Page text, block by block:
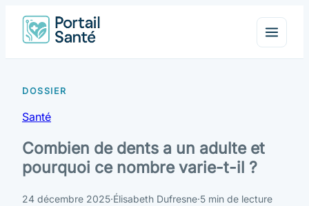
Santé
Combien de dents a un adulte et
pourquoi ce nombre varie-t-il ?
24 décembre 2025·Élisabeth Dufresne·5 min de lecture